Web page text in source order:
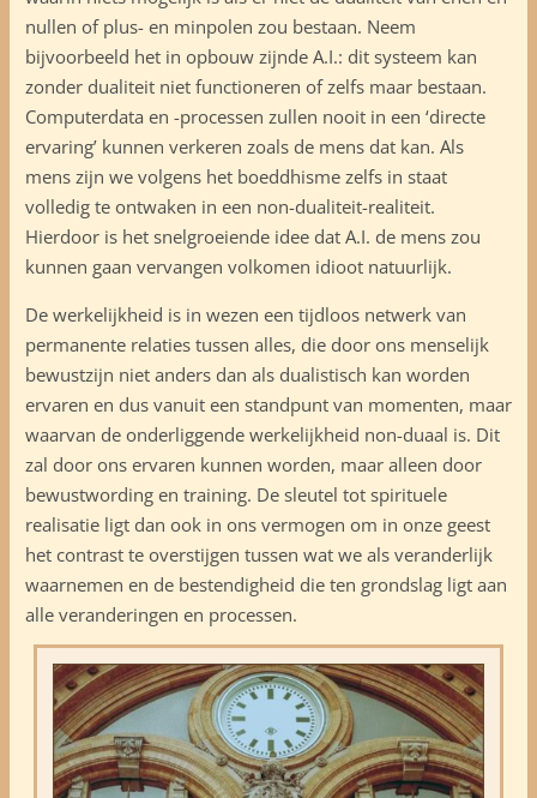
nullen of plus- en minpolen zou bestaan. Neem
bijvoorbeeld het in opbouw zijnde A.I.: dit systeem kan
zonder dualiteit niet functioneren of zelfs maar bestaan.
Computerdata en -processen zullen nooit in een ‘directe
ervaring’ kunnen verkeren zoals de mens dat kan. Als
mens zijn we volgens het boeddhisme zelfs in staat
volledig te ontwaken in een non-dualiteit-realiteit.
Hierdoor is het snelgroeiende idee dat A.I. de mens zou
kunnen gaan vervangen volkomen idioot natuurlijk.
De werkelijkheid is in wezen een tijdloos netwerk van
permanente relaties tussen alles, die door ons menselijk
bewustzijn niet anders dan als dualistisch kan worden
ervaren en dus vanuit een standpunt van momenten, maar
waarvan de onderliggende werkelijkheid non-duaal is. Dit
zal door ons ervaren kunnen worden, maar alleen door
bewustwording en training. De sleutel tot spirituele
realisatie ligt dan ook in ons vermogen om in onze geest
het contrast te overstijgen tussen wat we als veranderlijk
waarnemen en de bestendigheid die ten grondslag ligt aan
alle veranderingen en processen.